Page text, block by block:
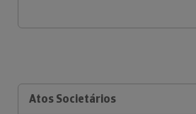
Atos Societários